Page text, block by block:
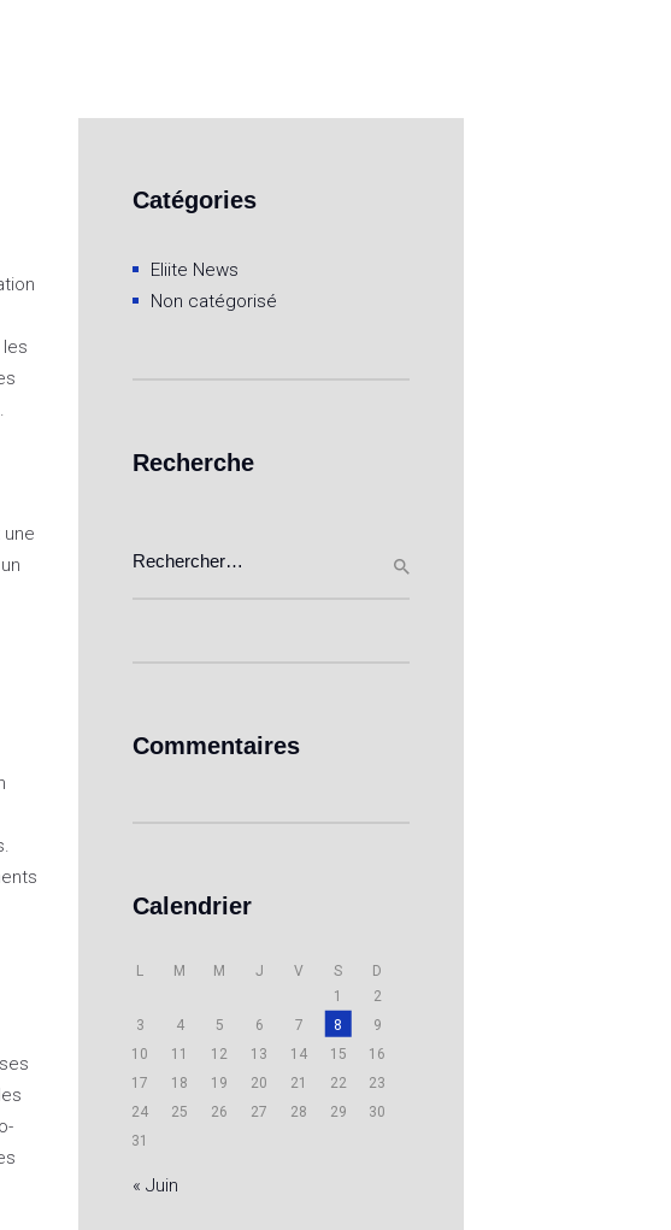
Catégories
Eliite News
Non catégorisé
Recherche
Rechercher :
Commentaires
Calendrier
L M M J V S
D
1
2
3
4 5 6 7 8
9
10
11 12 13 14 15
16
17
18 19 20 21 22
23
24
25 26 27 28 29
30
31
« Juin